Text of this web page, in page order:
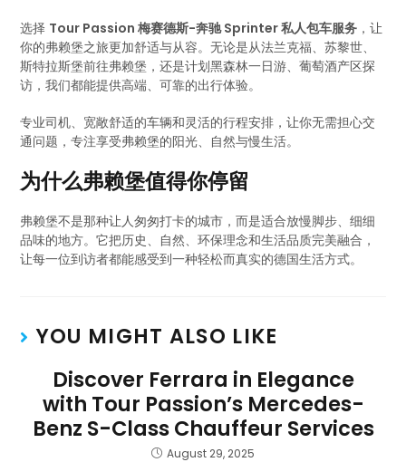
选择 Tour Passion 梅赛德斯-奔驰 Sprinter 私人包车服务 ，让
你的弗赖堡之旅更加舒适与从容。无论是从法兰克福、苏黎世、
斯特拉斯堡前往弗赖堡，还是计划黑森林一日游、葡萄酒产区探
访，我们都能提供高端、可靠的出行体验。
专业司机、宽敞舒适的车辆和灵活的行程安排，让你无需担心交
通问题，专注享受弗赖堡的阳光、自然与慢生活。
为什么弗赖堡值得你停留
弗赖堡不是那种让人匆匆打卡的城市，而是适合放慢脚步、细细
品味的地方。它把历史、自然、环保理念和生活品质完美融合，
让每一位到访者都能感受到一种轻松而真实的德国生活方式。
YOU MIGHT ALSO LIKE
Discover Ferrara in Elegance
with Tour Passion’s Mercedes-
Benz S-Class Chauffeur Services
August 29, 2025